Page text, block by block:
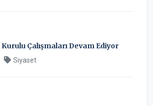
Çalışmaları Devam Ediyor
Siyaset